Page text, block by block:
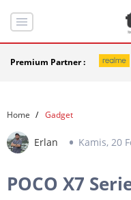
Premium Partner :
Home Gadget
Erlan Kamis, 20
POCO X7